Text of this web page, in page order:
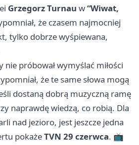
Grzegorz Turnau w“Wiwat,
że czasem najmocniej
tylko dobrze wyśpiewana,
nie próbował wymyślać miłości
że te same słowa mogą
dostaną dobrą muzyczną ramę
naprawdę wiedzą, co robią. Dla
nad jezioro, jest jeszcze jedna
pokażeTVN 29 czerwca. 📺